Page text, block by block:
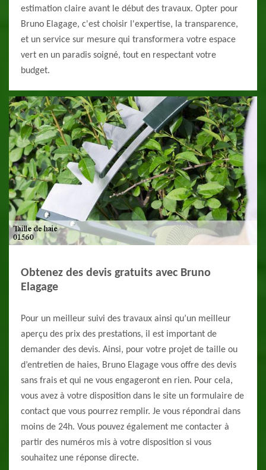
estimation claire avant le début des travaux. Opter pour
Bruno Elagage, c'est choisir l'expertise, la transparence,
et un service sur mesure qui transformera votre espace
vert en un paradis soigné, tout en respectant votre
budget.
Obtenez des devis gratuits avec Bruno
Elagage
Pour un meilleur suivi des travaux ainsi qu’un meilleur
aperçu des prix des prestations, il est important de
demander des devis. Ainsi, pour votre projet de taille ou
d’entretien de haies, Bruno Elagage vous offre des devis
sans frais et qui ne vous engageront en rien. Pour cela,
vous avez à votre disposition dans le site un formulaire de
contact que vous pourrez remplir. Je vous répondrai dans
moins de 24h. Vous pouvez également me contacter à
partir des numéros mis à votre disposition si vous
souhaitez une réponse directe.